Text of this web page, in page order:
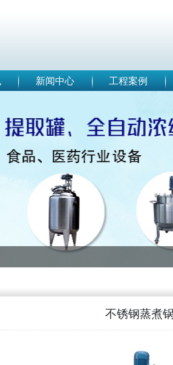
新闻中心 工程案例
不锈钢蒸煮锅